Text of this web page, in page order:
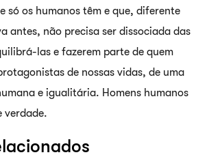
só os humanos têm e que, diferente
antes, não precisa ser dissociada das
las e fazerem parte de quem
de nossas vidas, de uma
e igualitária. Homens humanos
verdade.